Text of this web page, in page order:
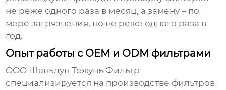
не реже одного раза в месяц, а замену – по
мере загрязнения, но не реже одного раза в
год.
Опыт работы с OEM и ODM фильтрами
ООО Шаньдун Тежунь Фильтр
специализируется на производстве фильтров